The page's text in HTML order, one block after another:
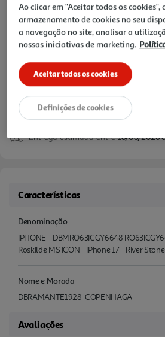
Faça a sua avaliação
Ref. / EAN:5711428066435
34,99 €
Entrega estimada entre18/08/2026
Características
Denominação
iPHONE - DBMRO63ICGY6648
Roskilde MS ICON - iPhone 17 - River Stone
Nome e Morada
DBRAMANTE1928-COPENHAGA
Avaliações
Ao clicar em "Aceitar todos os cookies",
armazenamento de cookies no seu
a navegação no site, analisar a
nossas iniciativas de marketing.
Aceitar todos os cookies
Definições de cookies